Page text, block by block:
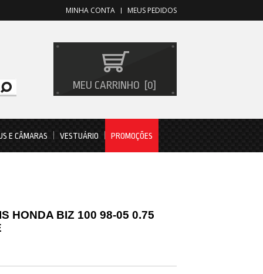
MEUS PEDIDOS
MINHA CONTA
MEU CARRINHO 0
E CÂMARAS VESTUÁRIO PROMOÇÕES
HONDA BIZ 100 98-05 0.75